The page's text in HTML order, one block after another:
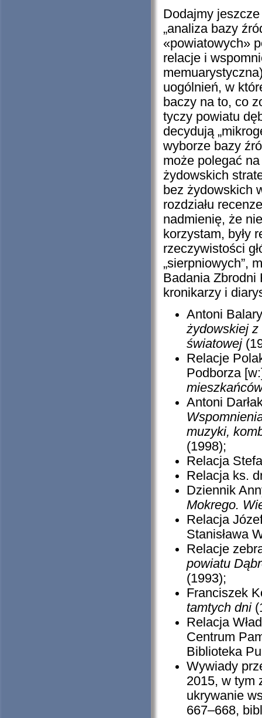
Dodajmy
„analiza bazy
«powiatowych»
relacje i
uogólnień, w
baczy na to, co
tyczy powiatu
decydują
wyborze bazy
może polegać
żydowskich
bez żydowskich
rozdziału
nadmienię, że
korzystam, były
rzeczywistości
„sierpniowych”,
Badania Zbrodni
kronikarzy i
Antoni
żydowskiej
światowej
Relacje
Podborza
Antoni
muzyki,
(1998);
Relacja
Relacja ks.
Dziennik
Mokrego.
Relacja
Stanisława
Relacje
powiatu
(1993);
Franciszek
tamtych dni
Relacja
Centrum
Biblioteka
Wywiady
2015, w tym
ukrywanie
667–668,